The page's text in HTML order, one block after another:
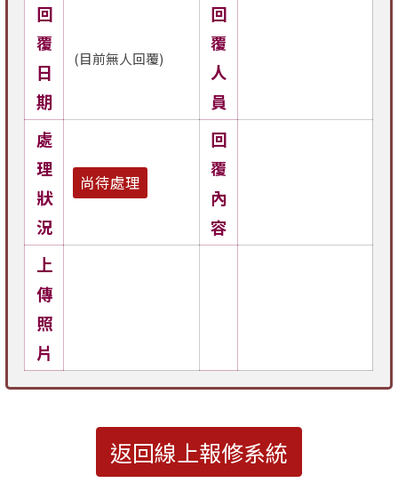
回
覆
日
期
(目前無人回覆)
回
覆
人
員
處
理
狀
況
尚待處理
回
覆
內
容
上
傳
照
片
返回線上報修系統